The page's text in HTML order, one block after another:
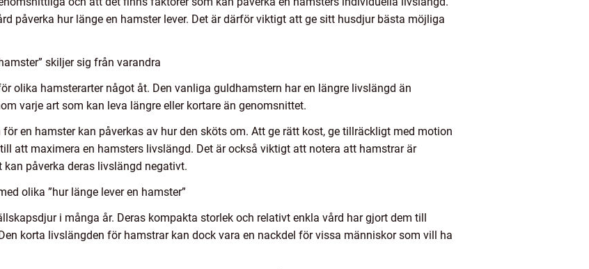
påverka hur länge en hamster lever. Det är därför viktigt att ge sitt husdjur bästa möjliga
skiljer sig från varandra
olika hamsterarter något åt. Den vanliga guldhamstern har en längre livslängd än
varje art som kan leva längre eller kortare än genomsnittet.
en hamster kan påverkas av hur den sköts om. Att ge rätt kost, ge tillräckligt med motion
att maximera en hamsters livslängd. Det är också viktigt att notera att hamstrar är
påverka deras livslängd negativt.
olika ”hur länge lever en hamster”
i många år. Deras kompakta storlek och relativt enkla vård har gjort dem till
korta livslängden för hamstrar kan dock vara en nackdel för vissa människor som vill ha